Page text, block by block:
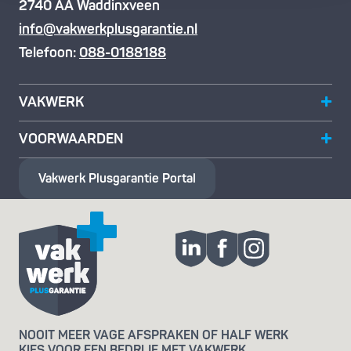
2740 AA Waddinxveen
info@vakwerkplusgarantie.nl
Telefoon: 088-0188188
VAKWERK
VOORWAARDEN
Vakwerk Plusgarantie Portal
NOOIT MEER VAGE AFSPRAKEN OF HALF WERK